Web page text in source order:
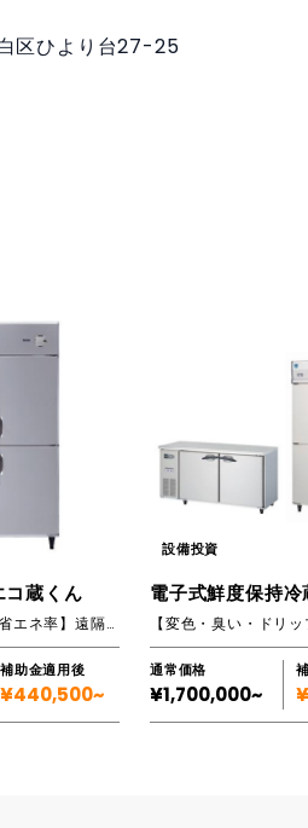
区ひより台27-25
コ蔵くん
【節電効果 約78％省エネ率】遠隔温度監視システム搭載 業務用冷蔵庫
補助金適用後
¥440,500~
設備投資
電子式鮮度保持冷
通常価格
¥1,700,000~